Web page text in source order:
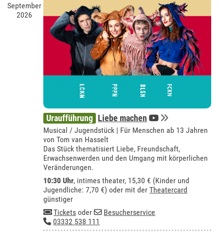
September
2026
Uraufführung Liebe machen
Musical / Jugendstück | Für Menschen ab 13 Jahren
von Tom van Hasselt
Das Stück thematisiert Liebe, Freundschaft,
Erwachsenwerden und den Umgang mit körperlichen
Veränderungen.
10:30 Uhr, intimes theater, 15,30 € (Kinder und
Jugendliche: 7,70 €) oder mit derTheatercard
günstiger
Tickets oder
Besucherservice
03332 538 111